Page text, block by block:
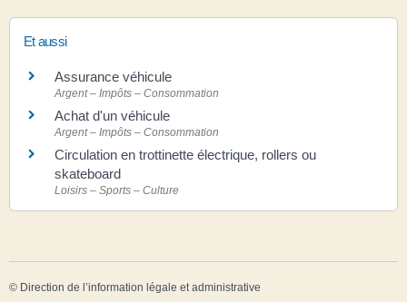
Et aussi
Assurance véhicule
Argent – Impôts – Consommation
Achat d'un véhicule
Argent – Impôts – Consommation
Circulation en trottinette électrique, rollers ou
skateboard
Loisirs – Sports – Culture
© Direction de l’information légale et administrative